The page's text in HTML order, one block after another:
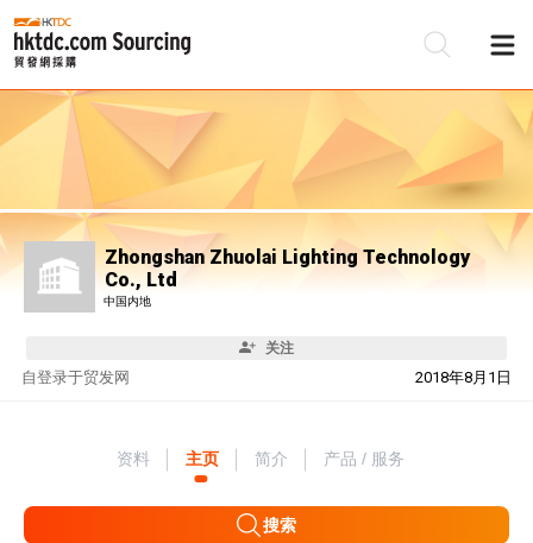
Zhongshan Zhuolai Lighting Technology
Co., Ltd
中国内地
关注
自 2018年8月1日
登录于贸发网
资料 主页 简介 产品 / 服务
搜索